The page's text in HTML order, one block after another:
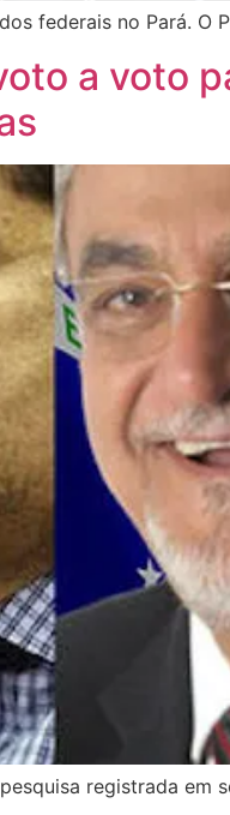
federais no Pará. O
a voto
registrada em